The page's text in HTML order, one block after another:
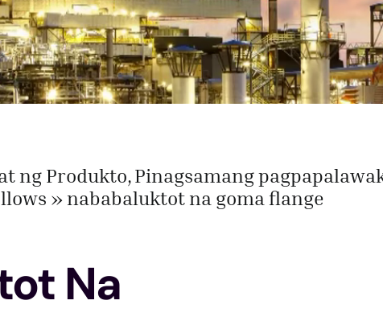
ng Produkto Pinagsamang
nababaluktot na goma flange
Na